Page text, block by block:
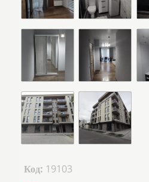
Код: 19103